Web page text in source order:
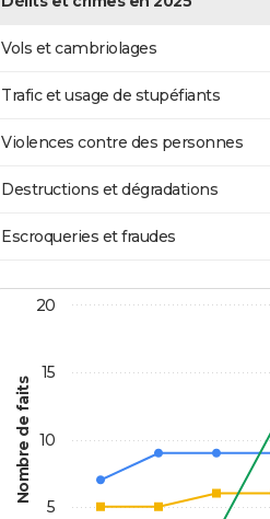
Vols et cambriolages
Trafic et usage de stupéfiants
Violences contre des personnes
Destructions et dégradations
Escroqueries et fraudes
Nombre de faits
5
10
15
20